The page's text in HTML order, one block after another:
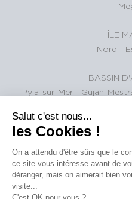
Salut c'est nous...
les Cookies !
On a attendu d'être sûrs que le
ce site vous intéresse avant de
déranger, mais on aimerait bien
visite...
ÎLE
Nord -
BASSIN
Pyla-sur-Mer - Gujan-
Gstaad
PARIS ET